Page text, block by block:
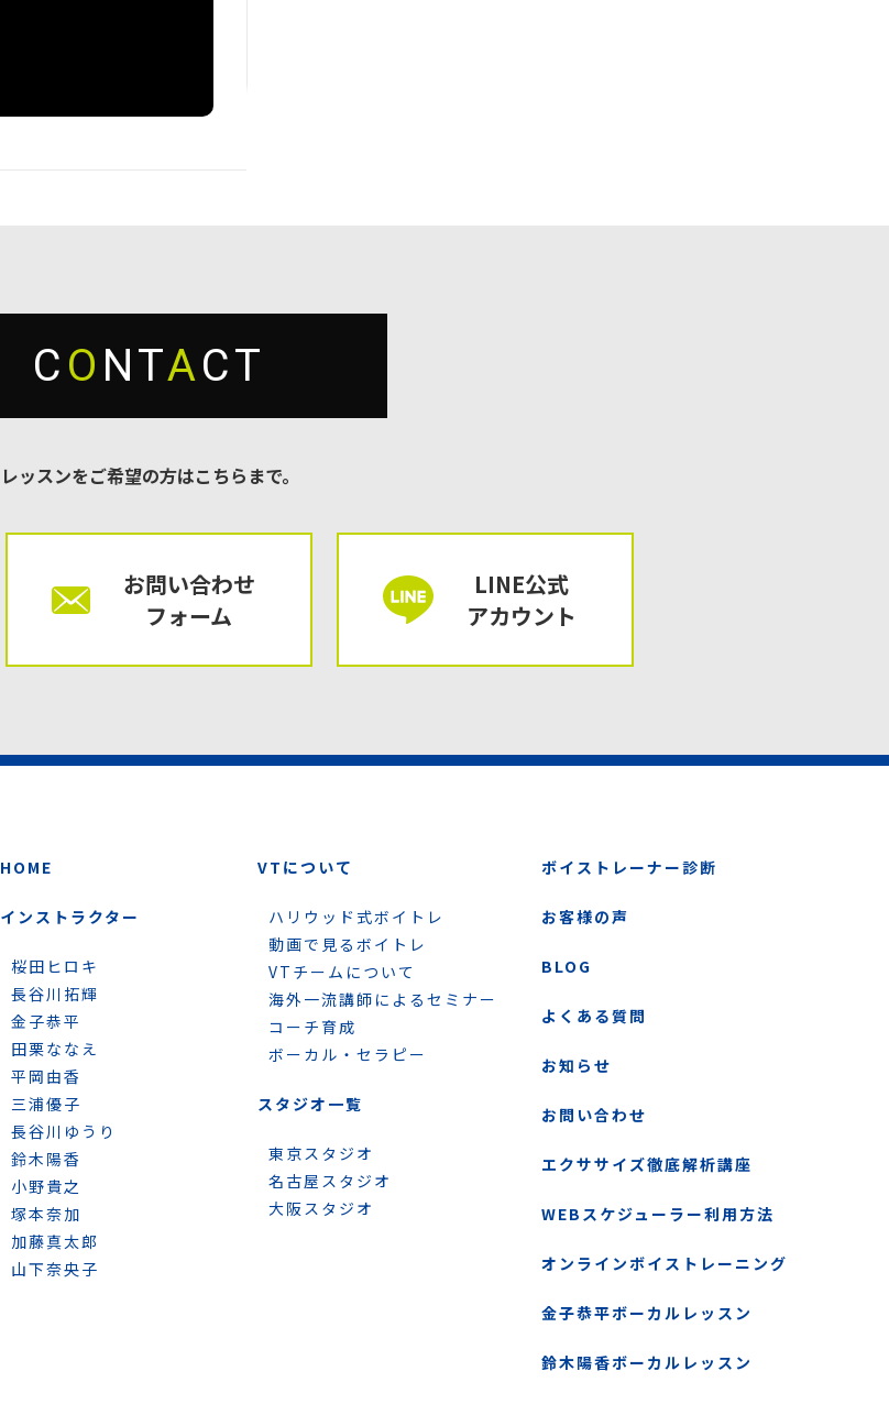
CO NTACT
レッスンをご希望の方はこちらまで。
お問い合わせ
フォーム
LINE公式
アカウント
HOME
インストラクター
桜田ヒロキ
長谷川拓輝
金子恭平
田栗ななえ
平岡由香
三浦優子
長谷川ゆうり
鈴木陽香
小野貴之
塚本奈加
加藤真太郎
山下奈央子
VTについて
ハリウッド式ボイトレ
動画で見るボイトレ
VTチームについて
海外一流講師によるセミナー
コーチ育成
ボーカル・セラピー
スタジオ一覧
東京スタジオ
名古屋スタジオ
大阪スタジオ
ボイストレーナー診断
お客様の声
BLOG
よくある質問
お知らせ
お問い合わせ
エクササイズ徹底解析講座
WEBスケジューラー利用方法
オンラインボイストレーニング
金子恭平ボーカルレッスン
鈴木陽香ボーカルレッスン